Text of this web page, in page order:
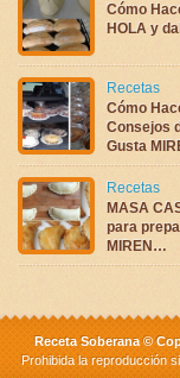
Cómo
HOLA y
Recetas
Cómo
Consejos
Gusta
Recetas
MASA
para
MIREN…
Receta Soberana ©
Prohibida la reproducción